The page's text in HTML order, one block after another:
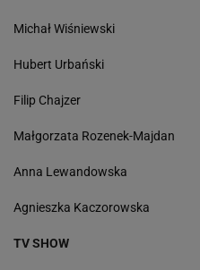
Michał Wiśniewski
Hubert Urbański
Filip Chajzer
Małgorzata Rozenek-Majdan
Anna Lewandowska
Agnieszka Kaczorowska
TV SHOW